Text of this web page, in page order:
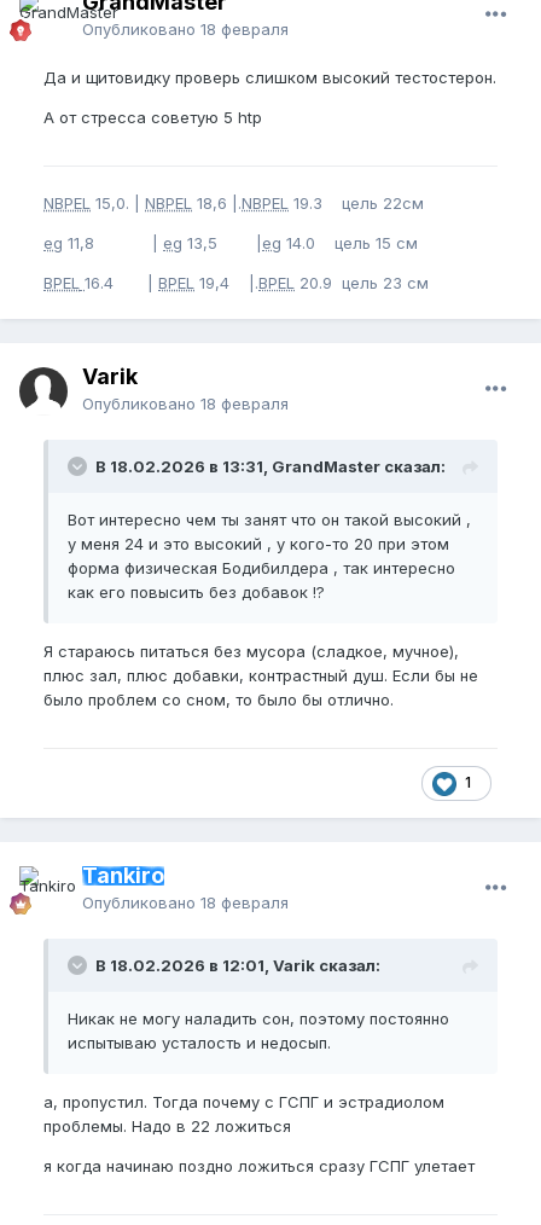
Опубликовано 18 февраля
Да и щитовидку проверь слишком высокий тестостерон.
А от стресса советую 5 htp
NBPEL 15,0. | NBPEL 18,6 |.NBPEL 19.3 цель 22см
eg 11,8 | eg 13,5 | eg 14.0 цель 15 см
BPEL 16.4 | BPEL 19,4 |.BPEL 20.9 цель 23 см
Varik
Опубликовано 18 февраля
В 18.02.2026 в 13:31, GrandMaster сказал:
Вот интересно чем ты занят что он такой высокий ,
у меня 24 и это высокий , у кого-то 20 при этом
форма физическая Бодибилдера , так интересно
как его повысить без добавок !?
Я стараюсь питаться без мусора (сладкое, мучное),
плюс зал, плюс добавки, контрастный душ. Если бы не
было проблем со сном, то было бы отлично.
1
Tankiro
Опубликовано 18 февраля
В 18.02.2026 в 12:01, Varik сказал:
Никак не могу наладить сон, поэтому постоянно
испытываю усталость и недосып.
а, пропустил. Тогда почему с ГСПГ и эстрадиолом
проблемы. Надо в 22 ложиться
я когда начинаю поздно ложиться сразу ГСПГ улетает